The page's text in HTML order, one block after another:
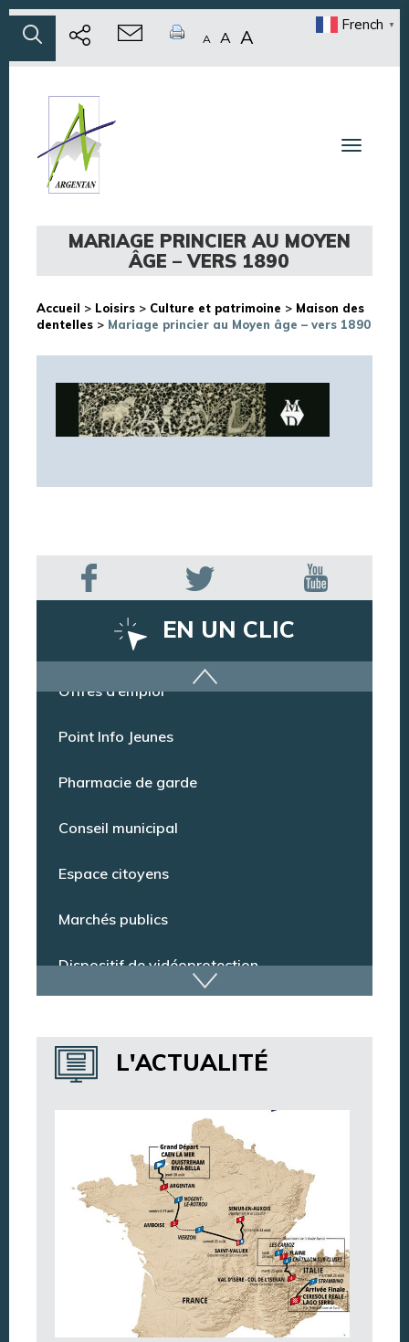
A A A
French ▼
Toggle
MARIAGE PRINCIER AU MOYEN
ÂGE – VERS 1890
Accueil > Loisirs > Culture et patrimoine > Maison des
dentelles > Mariage princier au Moyen âge – vers 1890
EN UN CLIC
Dispositif de vidéoprotection
Annuaire des services
Annuaire des associations
Argentan Aujourd’hui
L'ACTUALITÉ